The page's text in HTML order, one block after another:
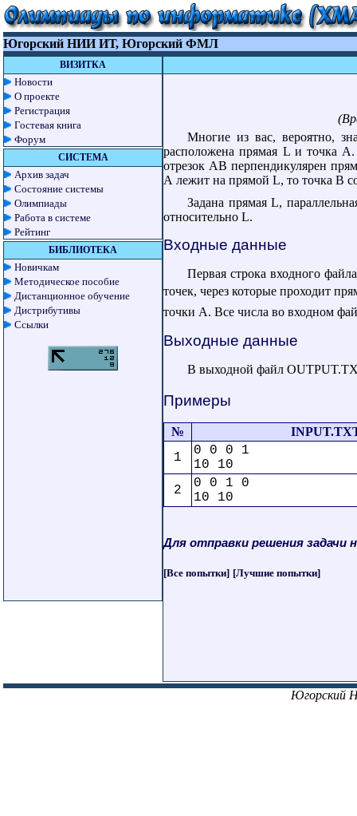
Югорский НИИ ИТ, Югорский ФМЛ
ВИЗИТКА
Новости
О проекте
Регистрация
Гостевая книга
Форум
СИСТЕМА
Архив задач
Состояние системы
Олимпиады
Работа в системе
Рейтинг
БИБЛИОТЕКА
Новичкам
Методическое пособие
Дистанционное обучение
Дистрибутивы
Ссылки
Многие из вас, вероятно,
расположена прямая L и точка
отрезок АВ перпендикулярен
А лежит на прямой L, то точка B
Задана прямая L,
относительно L.
Входные данные
Первая строка входного
точек, через которые проходит
точки А. Все числа во входном
Выходные данные
В выходной файл
Примеры
№
1
0 0 0 1
10 10
2
0 0 1 0
10 10
Для отправки решения задачи
[Все попытки] [Лучшие попытки]
Югорский